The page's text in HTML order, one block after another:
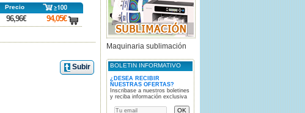
Precio
96,96€ 94,05€carro
Subir
Maquinaria sublimación
BOLETIN INFORMATIVO
¿DESEA RECIBIR
NUESTRAS OFERTAS?
Inscribase a nuestros boletines
y reciba información exclusiva